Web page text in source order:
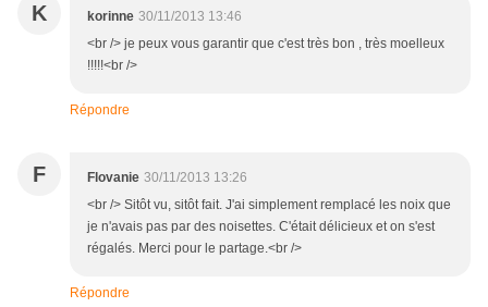
K korinne 30/11/2013 13:46
<br /> je peux vous garantir que c'est très bon , très moelleux
!!!!!<br />
Répondre
F Flovanie 30/11/2013 13:26
<br /> Sitôt vu, sitôt fait. J'ai simplement remplacé les noix que
je n'avais pas par des noisettes. C'était délicieux et on s'est
régalés. Merci pour le partage.<br />
Répondre